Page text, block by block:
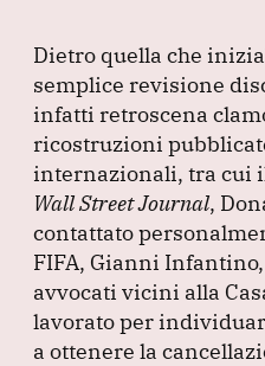
Dietro quella che
semplice revisione
infatti retroscena
ricostruzioni
internazionali, tra cui
Wall Street Journal,
contattato
FIFA, Gianni
avvocati vicini alla
lavorato per
a ottenere la